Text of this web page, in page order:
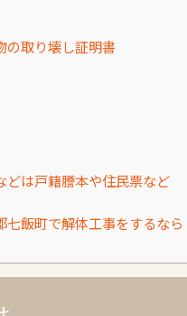
の取り壊し証明書
どは戸籍謄本や住民票など
飯町で解体工事をするなら